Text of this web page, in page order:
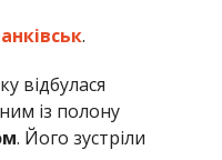
.
відбулася
із полону
. Його зустріли